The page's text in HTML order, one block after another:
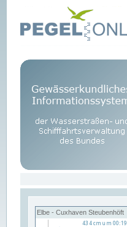
Elbe - Cuxhaven Steubenhöft